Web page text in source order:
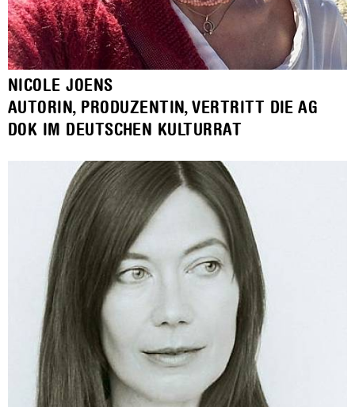
NICOLE JOENS
AUTORIN, PRODUZENTIN, VERTRITT DIE AG
DOK IM DEUTSCHEN KULTURRAT